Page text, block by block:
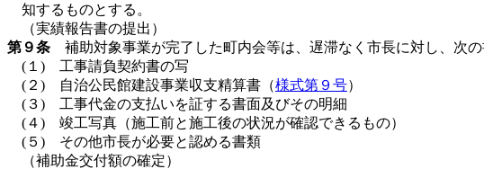
知するものとする。
（実績報告書の提出）
第９条 補助対象事業が完了した町内会等は、遅滞なく市長に対し、次
(１) 工事請負契約書の写
(２) 自治公民館建設事業収支精算書（様式第９号）
(３) 工事代金の支払いを証する書面及びその明細
(４) 竣工写真（施工前と施工後の状況が確認できるもの）
(５) その他市長が必要と認める書類
（補助金交付額の確定）